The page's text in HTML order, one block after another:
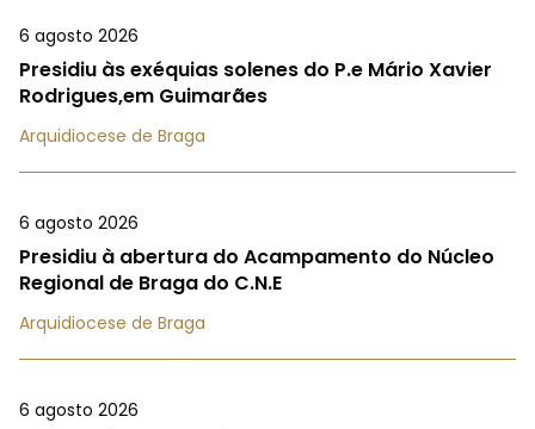
6 agosto 2026
Presidiu às exéquias solenes do P.e Mário Xavier
Rodrigues,em Guimarães
Arquidiocese de Braga
6 agosto 2026
Presidiu à abertura do Acampamento do Núcleo
Regional de Braga do C.N.E
Arquidiocese de Braga
6 agosto 2026